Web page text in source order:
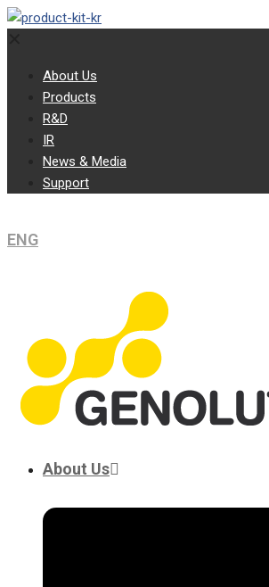
About Us
Products
R&D
IR
News & Media
Support
ENG
About Us